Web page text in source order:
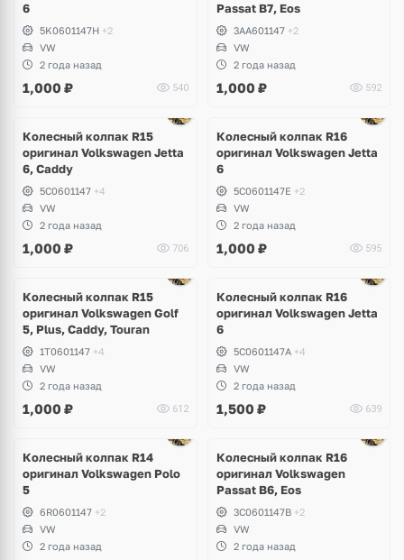
6
5K0601147H +2
VW
2 года назад
1,000 ₽ 540
Passat B7, Eos
3AA601147 +2
VW
2 года назад
1,000 ₽ 592
Колесный колпак R15
оригинал Volkswagen Jetta
6, Caddy
5C0601147 +4
VW
2 года назад
1,000 ₽ 706
Колесный колпак R16
оригинал Volkswagen Jetta
6
5C0601147E +2
VW
2 года назад
1,000 ₽ 595
Колесный колпак R15
оригинал Volkswagen Golf
5, Plus, Caddy, Touran
1T0601147 +4
VW
2 года назад
1,000 ₽ 612
Колесный колпак R16
оригинал Volkswagen Jetta
6
5C0601147A +4
VW
2 года назад
1,500 ₽ 639
Колесный колпак R14
оригинал Volkswagen Polo
5
6R0601147 +2
VW
2 года назад
Колесный колпак R16
оригинал Volkswagen
Passat B6, Eos
3C0601147B +2
VW
2 года назад